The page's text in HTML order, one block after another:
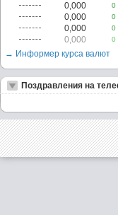
0,000
0
0,000
0
0,000
0
0,000
0
→ Информер курса валют
Поздравления на